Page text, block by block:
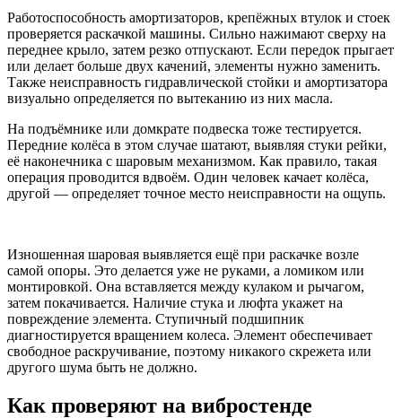
Работоспособность амортизаторов, крепёжных втулок и стоек
проверяется раскачкой машины. Сильно нажимают сверху на
переднее крыло, затем резко отпускают. Если передок прыгает
или делает больше двух качений, элементы нужно заменить.
Также неисправность гидравлической стойки и амортизатора
визуально определяется по вытеканию из них масла.
На подъёмнике или домкрате подвеска тоже тестируется.
Передние колёса в этом случае шатают, выявляя стуки рейки,
её наконечника с шаровым механизмом. Как правило, такая
операция проводится вдвоём. Один человек качает колёса,
другой — определяет точное место неисправности на ощупь.
Изношенная шаровая выявляется ещё при раскачке возле
самой опоры. Это делается уже не руками, а ломиком или
монтировкой. Она вставляется между кулаком и рычагом,
затем покачивается. Наличие стука и люфта укажет на
повреждение элемента. Ступичный подшипник
диагностируется вращением колеса. Элемент обеспечивает
свободное раскручивание, поэтому никакого скрежета или
другого шума быть не должно.
Как проверяют на вибростенде